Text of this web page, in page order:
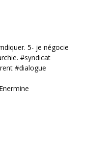
5- je négocie
#syndicat
#dialogue